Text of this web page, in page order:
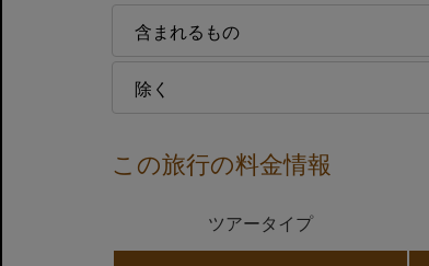
含まれるもの
除く
この旅行の料金情報
ツアータイプ